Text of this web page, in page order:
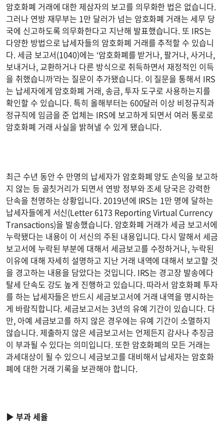
암호화폐 거래에 대한 제삼자의 보고를 의무화한 법은 없습니다.
그러나 연방 재무부는 1만 달러가 넘는 암호화폐 거래는 세무 당
국에 신고하도록 의무화한다고 지난해 발표했습니다. 또 IRS는
다양한 방법으로 납세자들의 암호화폐 거래를 추적할 수 있습니
다. 세금 보고서(1040)에는 ‘암호화폐를 받거나, 팔거나, 사거나,
보내거나, 교환하거나 다른 방식으로 취득하면서 재정적인 이득
을 취했습니까’라는 질문이 추가됐습니다. 이 질문을 통해서 IRS
는 납세자에게 암호화폐 거래, 송금, 투자 도구로 사용하는지를
확인할 수 있습니다. 특히 올해부터는 600달러 이상 비정규직과
정규직에 임금을 준 업체는 IRS에 보고하게 되면서 여러 통로로
암호화폐 거래 사실을 밝혀낼 수 있게 됐습니다.
최근 수년 동안 수 만명의 납세자가 암호화폐 양도 손익을 보고하
지 않는 등 골칫거리가 되면서 연방 정부와 조세 당국은 강력한
단속을 천명하는 상황입니다. 2019년에 IRS는 1만 명에 달하는
납세자들에게 서신(Letter 6173 Reporting Virtual Currency
Transactions)을 발송했습니다. 암호화폐 거래가 세금 보고서에
누락됐다는 내용이 이 서신의 주된 내용입니다. 다시 말해서 세금
보고서에 누락된 부분에 대해서 세금보고를 수정하거나, 누락된
이유에 대해 자세히 설명하고 지난 거래 내역에 대해서 보고할 것
을 경고하는 내용을 담았다는 것입니다. IRS는 경고장 발송에다
탈세 단속도 강도 높게 진행하고 있습니다. 따라서 암호화폐 투자
를 하는 납세자들은 반드시 세금보고서에 거래 내역을 명시하는
게 바람직합니다. 세금보고서는 3년의 유예 기간이 있습니다. 다
만, 아예 세금보고를 하지 않은 경우에는 유예 기간이 소멸하지
않습니다. 제출하지 않은 세금보고서는 언제든지 감사나 추징금
이 부과될 수 있다는 의미입니다. 또한 암호화폐의 모든 거래는
과세대상이 될 수 있으니 세금보고를 대비해서 납세자는 암호화
폐에 대한 거래 기록을 보관해야 합니다.
▶ 부과 세율